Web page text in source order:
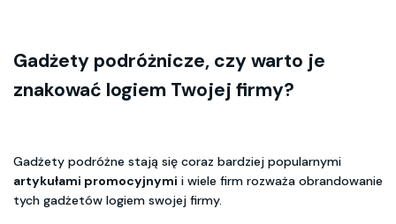
Gadżety podróżnicze, czy warto je
znakować logiem Twojej firmy?
Gadżety podróżne stają się coraz bardziej popularnymi
artykułami promocyjnymi i wiele firm rozważa obrandowanie
tych gadżetów logiem swojej firmy.